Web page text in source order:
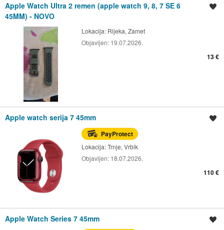
Apple Watch Ultra 2 remen (apple watch 9, 8, 7 SE 6
45MM) - NOVO
Lokacija: Rijeka, Zamet
Objavljen: 19.07.2026.
13 €
Apple watch serija 7 45mm
PayProtect
Lokacija:Trnje, Vrbik
Objavljen: 18.07.2026.
110 €
Apple Watch Series 7 45mm